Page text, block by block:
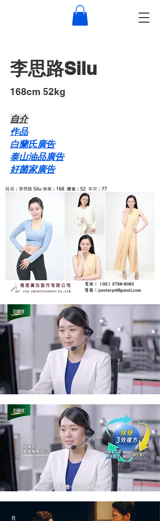
李思路Silu
168cm 52kg
自介​
作品
白蘭氏廣告
泰山油品廣告
好菌家廣告